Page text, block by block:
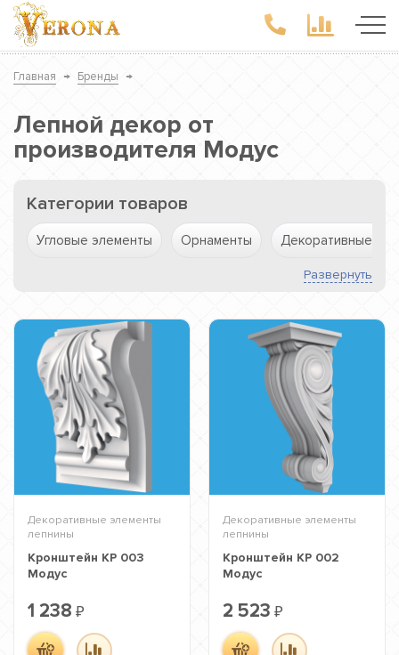
Главная → Бренды →
Лепной декор от
производителя Модус
Категории товаров
Угловые элементы Орнаменты Декоративные
Развернуть
Декоративные элементы
лепнины
Кронштейн КР 003
Модус
1 238 ₽
Декоративные элементы
лепнины
Кронштейн КР 002
Модус
2 523 ₽